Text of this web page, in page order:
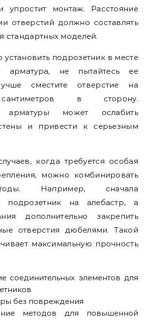
упростит монтаж. Расстояние
отверстий должно составлять
стандартных моделей.
подрозетник в месте
арматура, не пытайтесь ее
сместите отверстие на
в сторону.
арматуры может ослабить
и привести к серьезным
когда требуется особая
можно комбинировать
Например, сначала
подрозетник на алебастр, а
дополнительно закрепить
отверстия дюбелями. Такой
максимальную прочность
соединительных элементов для
без повреждения
методов для повышенной